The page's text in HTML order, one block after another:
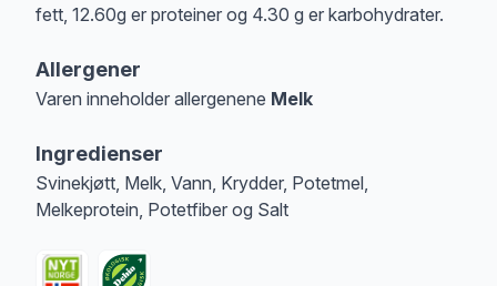
fett, 12.60g er proteiner og 4.30 g er karbohydrater.
Allergener
Varen inneholder allergenene Melk
Ingredienser
Svinekjøtt, Melk, Vann, Krydder, Potetmel,
Melkeprotein, Potetfiber og Salt